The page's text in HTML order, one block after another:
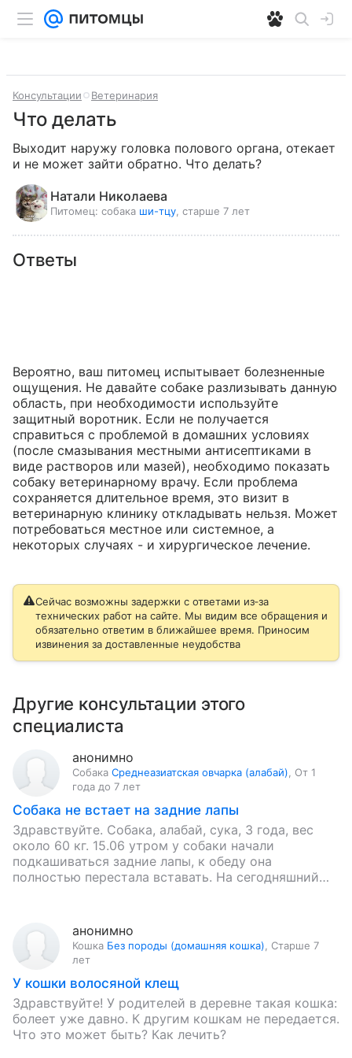
Консультации Ветеринария
Что делать
Выходит наружу головка полового органа, отекает
и не может зайти обратно. Что делать?
Натали Николаева
Питомец: собака ши-тцу , старше 7 лет
Ответы
Вероятно, ваш питомец испытывает болезненные
ощущения. Не давайте собаке разлизывать данную
область, при необходимости используйте
защитный воротник. Если не получается
справиться с проблемой в домашних условиях
(после смазывания местными антисептиками в
виде растворов или мазей), необходимо показать
собаку ветеринарному врачу. Если проблема
сохраняется длительное время, это визит в
ветеринарную клинику откладывать нельзя. Может
потребоваться местное или системное, а
некоторых случаях - и хирургическое лечение.
Сейчас возможны задержки с ответами из‑за
технических работ на сайте. Мы видим все обращения и
обязательно ответим в ближайшее время. Приносим
извинения за доставленные неудобства
Другие консультации этого
специалиста
анонимно
Собака Среднеазиатская овчарка (алабай)
От 1
года до 7 лет
Собака не встает на задние лапы
Здравствуйте. Собака, алабай, сука, 3 года, вес
около 60 кг. 15.06 утром у собаки начали
подкашиваться задние лапы, к обеду она
полностью перестала вставать. На сегодняшний
анонимно
Кошка Без породы (домашняя кошка)
Старше 7
лет
У кошки волосяной клещ
Здравствуйте! У родителей в деревне такая кошка:
болеет уже давно. К другим кошкам не передается.
Что это может быть? Как лечить?